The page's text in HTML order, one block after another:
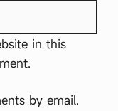
in this
by email.